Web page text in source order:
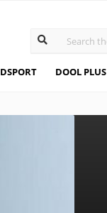
DSPORT DOOL PLUS